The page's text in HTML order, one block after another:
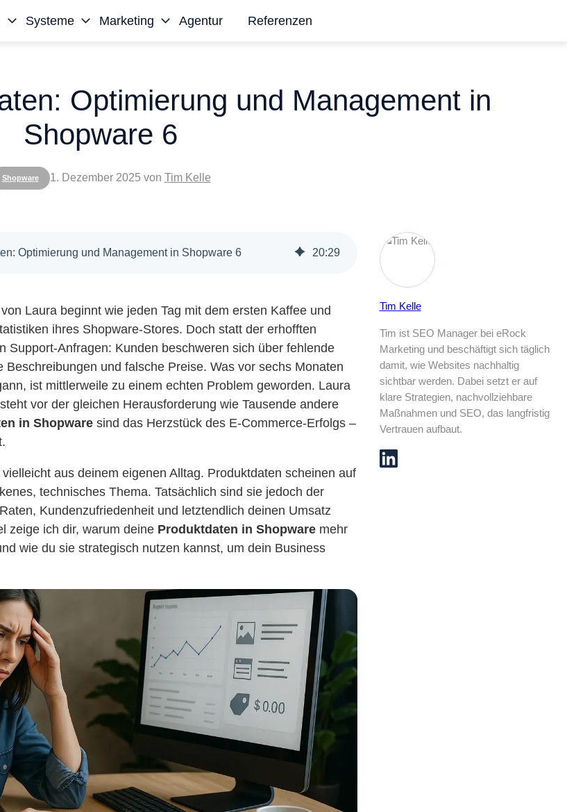
Systeme Marketing Agentur Referenzen
Shopware
Optimierung und Management in
Shopware 6
1. Dezember 2025 von Tim Kelle
Optimierung und Management in Shopware 6 20:29
Laura beginnt wie jeden Tag mit dem ersten Kaffee und
ihres Shopware-Stores. Doch statt der erhofften
Support-Anfragen: Kunden beschweren sich über fehlende
Beschreibungen und falsche Preise. Was vor sechs Monaten
ist mittlerweile zu einem echten Problem geworden. Laura
vor der gleichen Herausforderung wie Tausende andere
in Shopware sind das Herzstück des E-Commerce-Erfolgs –
aus deinem eigenen Alltag. Produktdaten scheinen auf
technisches Thema. Tatsächlich sind sie jedoch der
Kundenzufriedenheit und letztendlich deinen Umsatz
zeige ich dir, warum deine Produktdaten in Shopware mehr
wie du sie strategisch nutzen kannst, um dein Business
Tim Kelle
Tim ist SEO Manager bei eRock
Marketing und beschäftigt sich täglich
damit, wie Websites nachhaltig
sichtbar werden. Dabei setzt er auf
klare Strategien, nachvollziehbare
Maßnahmen und SEO, das langfristig
Vertrauen aufbaut.